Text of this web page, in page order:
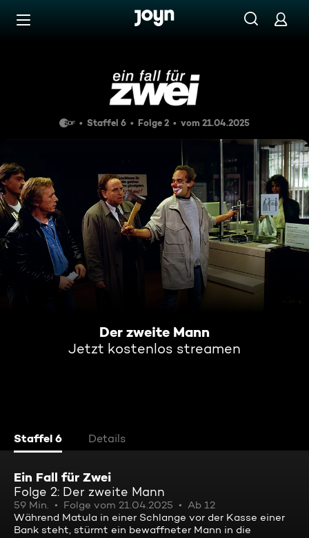
Zum Inhalt springen
Der zweite Mann
Staffel 6 Folge 2 vom 21.04.2025
Der zweite Mann
Jetzt kostenlos streamen
Staffel 6 Details
Ein Fall für Zwei
Folge 2: Der zweite Mann
59 Min. Folge vom 21.04.2025
Ab 12
Während Matula in einer Schlange vor der Kasse einer
Bank steht, stürmt ein bewaffneter Mann in die